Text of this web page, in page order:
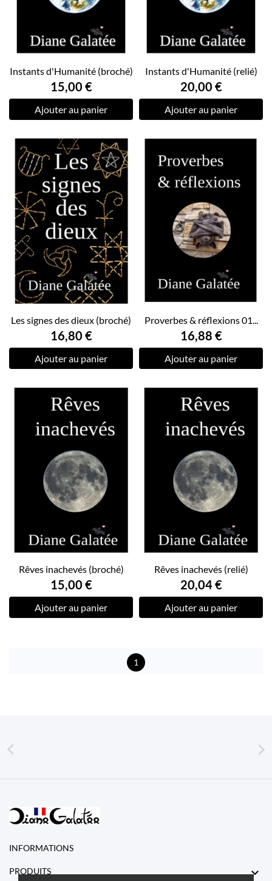
Instants d'Humanité (broché)
15,00 €
Ajouter au panier
Instants d'Humanité (relié)
20,00 €
Ajouter au panier
Les signes des dieux (broché)
16,80 €
Ajouter au panier
Proverbes & réflexions 01...
16,88 €
Ajouter au panier
Rêves inachevés (broché)
15,00 €
Ajouter au panier
Rêves inachevés (relié)
20,04 €
Ajouter au panier
1
 
INFORMATIONS
PRODUITS 